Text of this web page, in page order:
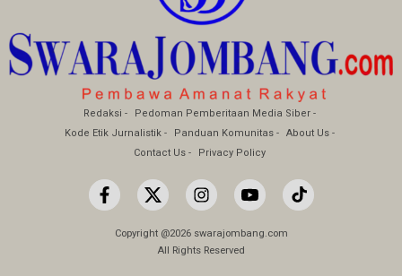
Redaksi
Pedoman Pemberitaan Media Siber
Kode Etik Jurnalistik
Panduan Komunitas
About Us
Contact Us
Privacy Policy
Copyright @2026 swarajombang.com
All Rights Reserved